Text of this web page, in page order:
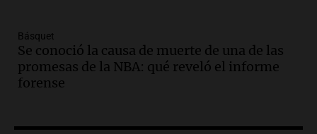
Audio.
edificios y una casa del estudiante para
jóvenes de la región
Panorama Federal
Audio.Preparativos finales para la gran
Básquet
Se conoció la causa de muerte de una de las
promesas de la NBA: qué reveló el informe
forense